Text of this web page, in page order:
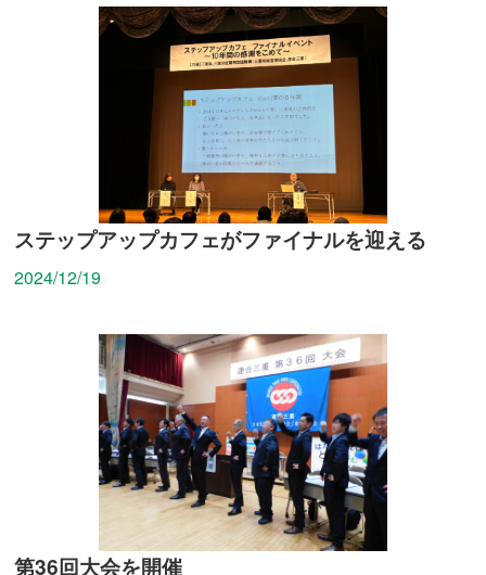
ステップアップカフェがファイナルを迎える
2024/12/19
第36回大会を開催